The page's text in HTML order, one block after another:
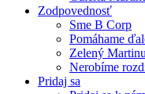
Zodpovednosť
Sme B Corp
Pomáhame
Zelený
Nerobíme
Pridaj sa